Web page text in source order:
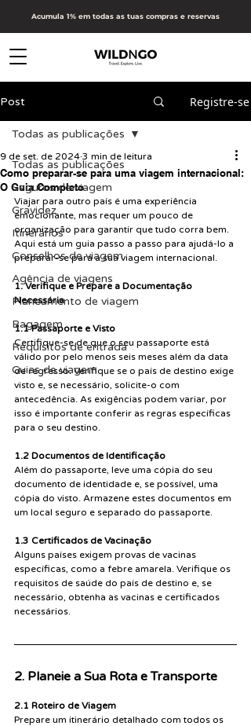
Acumula 1% em todas as tuas compras e reservas
Post Registre-se
Todas as publicações
Seguros de viagem
Gravidez
Itinerários
Conselhos de viagem
Agência de viagens
Planeamento de viagem
Bagagem
Requisitos de entrada
Guias de viagem
Todas as publicações
Como preparar-se para uma viagem internacional:
O Guia Completo
9 de set. de 2024 3 min de leitura
Viajar para outro país é uma experiência
emocionante, mas requer um pouco de
organização para garantir que tudo corra bem.
Aqui está um guia passo a passo para ajudá-lo a
preparar-se para a sua viagem internacional.
1. Verifique e Prepare a Documentação
Necessária
1.1 Passaporte e Visto
Certifique-se de que o seu passaporte está
válido por pelo menos seis meses além da data
de regresso. Verifique se o país de destino exige
visto e, se necessário, solicite-o com
antecedência. As exigências podem variar, por
isso é importante conferir as regras específicas
para o seu destino.
1.2 Documentos de Identificação
Além do passaporte, leve uma cópia do seu
documento de identidade e, se possível, uma
cópia do visto. Armazene estes documentos em
um local seguro e separado do passaporte.
1.3 Certificados de Vacinação
Alguns países exigem provas de vacinas
específicas, como a febre amarela. Verifique os
requisitos de saúde do país de destino e, se
necessário, obtenha as vacinas e certificados
necessários.
2. Planeie a Sua Rota e Transporte
2.1 Roteiro de Viagem
Prepare um itinerário detalhado com todos os